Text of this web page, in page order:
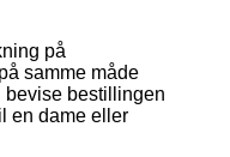
på
samme måde
bevise bestillingen
en dame eller